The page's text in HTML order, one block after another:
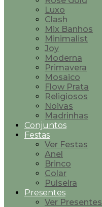
Luxo
Clash
Mix Banhos
Minimalist
Joy
Moderna
Primavera
Mosaico
Flow Prata
Religiosos
Noivas
Madrinhas
Conjuntos
Festas
Ver Festas
Anel
Brinco
Colar
Pulseira
Presentes
Ver Presentes